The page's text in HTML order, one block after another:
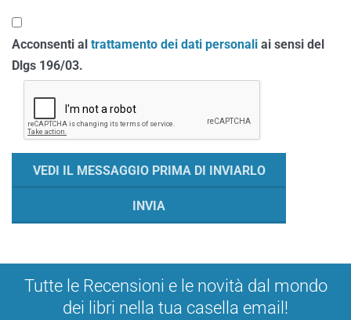
Acconsenti al trattamento dei dati personali ai sensi del
Dlgs 196/03.
Tutte le Recensioni e le novità dal mondo
dei libri nella tua casella email!